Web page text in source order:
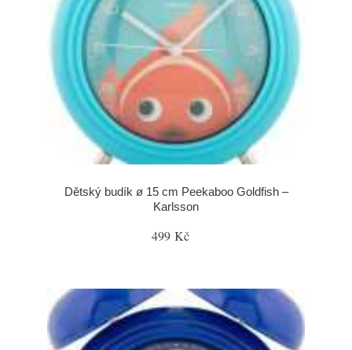
Dětský budík ø 15 cm Peekaboo Goldfish –
Karlsson
499 Kč